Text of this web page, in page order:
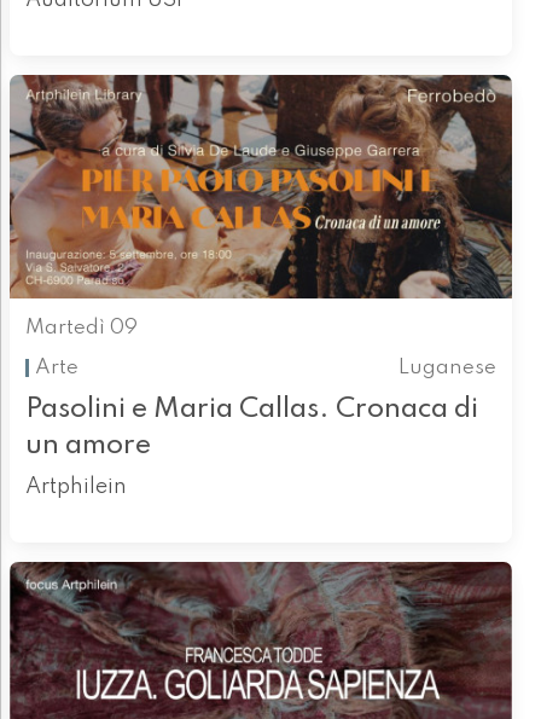
Martedì 09
Arte
Luganese
Pasolini e Maria Callas. Cronaca di
un amore
Artphilein